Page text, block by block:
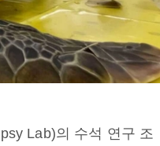
Lab)의 수석 연구 조